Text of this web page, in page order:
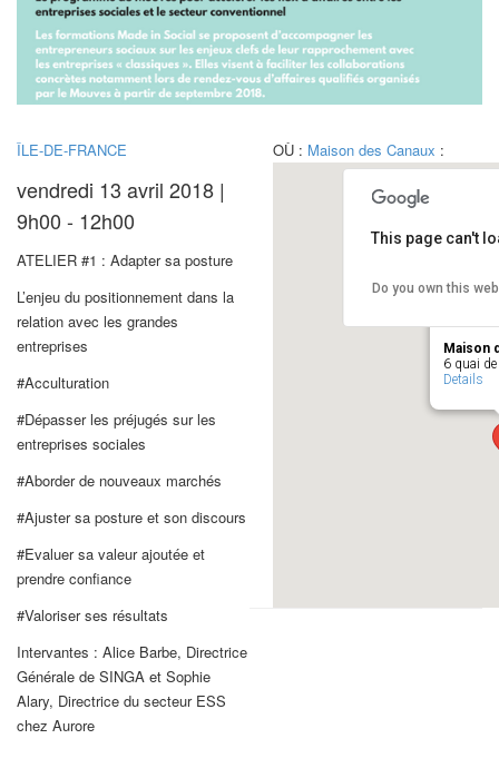
ÎLE-DE-FRANCE
vendredi 13 avril 2018 |
9h00 - 12h00
ATELIER #1 : Adapter sa posture
L’enjeu du positionnement dans la
relation avec les grandes
entreprises
#Acculturation
#Dépasser les préjugés sur les
entreprises sociales
#Aborder de nouveaux marchés
#Ajuster sa posture et son discours
#Evaluer sa valeur ajoutée et
prendre confiance
#Valoriser ses résultats
Intervantes : Alice Barbe, Directrice
Générale de SINGA et Sophie
Alary, Directrice du secteur ESS
chez Aurore
OÙ : Maison des Canaux :
Maison
6 quai de
Details
This page can't
Do you own this